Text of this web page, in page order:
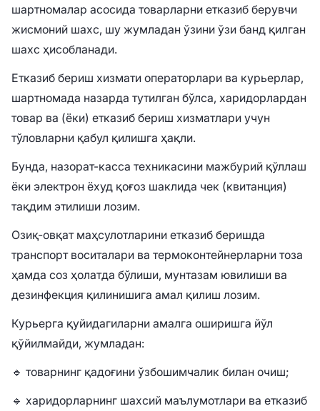
шартномалар асосида товарларни етказиб берувчи
жисмоний шахс, шу жумладан ўзини ўзи банд қилган
шахс ҳисобланади.
Етказиб бериш хизмати операторлари ва курьерлар,
шартномада назарда тутилган бўлса, харидорлардан
товар ва (ёки) етказиб бериш хизматлари учун
тўловларни қабул қилишга ҳақли.
Бунда, назорат-касса техникасини мажбурий қўллаш
ёки электрон ёхуд қоғоз шаклида чек (квитанция)
тақдим этилиши лозим.
Озиқ-овқат маҳсулотларини етказиб беришда
транспорт воситалари ва термоконтейнерларни тоза
ҳамда соз ҳолатда бўлиши, мунтазам ювилиши ва
дезинфекция қилинишига амал қилиш лозим.
Курьерга қуйидагиларни амалга оширишга йўл
қўйилмайди, жумладан:
🔹 товарнинг қадоғини ўзбошимчалик билан очиш;
🔹 харидорларнинг шахсий маълумотлари ва етказиб